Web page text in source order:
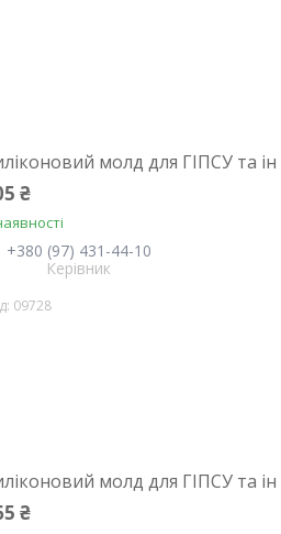
молд для ГІПСУ та
₴
+380 (97) 431-44-10
Керівник
09728
молд для ГІПСУ та
₴